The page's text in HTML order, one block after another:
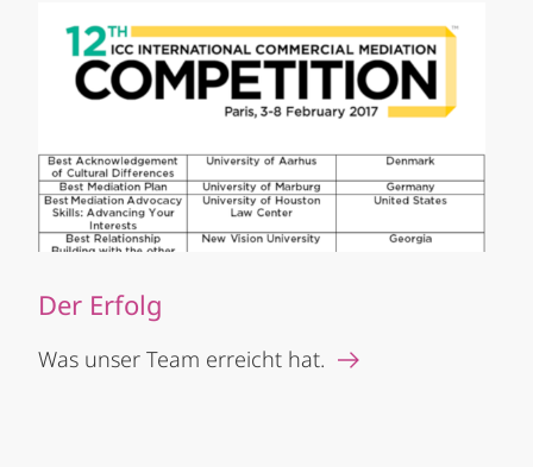
Der Erfolg
Was unser Team erreicht hat.